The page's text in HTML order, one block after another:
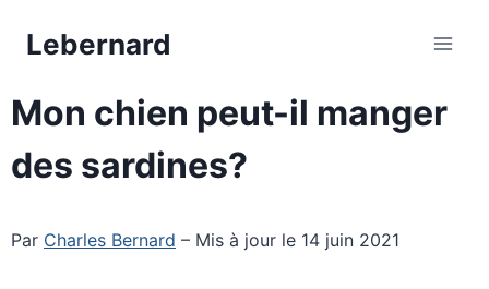
Lebernard
Mon chien peut-il manger
des sardines?
Par Charles Bernard – Mis à jour le 14 juin 2021